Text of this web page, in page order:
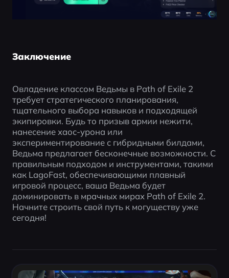
Заключение
Овладение классом Ведьмы в Path of Exile 2
требует стратегического планирования,
тщательного выбора навыков и подходящей
экипировки. Будь то призыв армии нежити,
нанесение хаос-урона или
экспериментирование с гибридными билдами,
Ведьма предлагает бесконечные возможности. С
правильным подходом и инструментами, такими
как LagoFast, обеспечивающими плавный
игровой процесс, ваша Ведьма будет
доминировать в мрачных мирах Path of Exile 2.
Начните строить свой путь к могуществу уже
сегодня!